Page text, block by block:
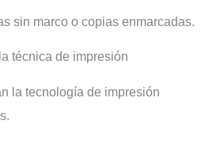
sin marco o copias enmarcadas.
técnica de impresión
la tecnología de impresión